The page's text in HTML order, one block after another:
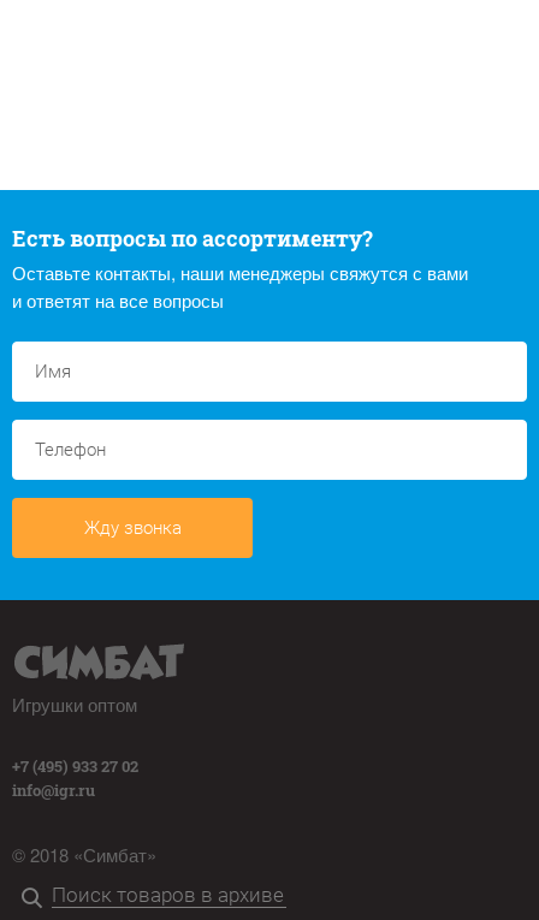
Есть вопросы по ассортименту?
Оставьте контакты, наши менеджеры свяжутся с вами
и ответят на все вопросы
Жду звонка
Игрушки оптом
+7 (495) 933 27 02
info@igr.ru
© 2018 «Симбат»